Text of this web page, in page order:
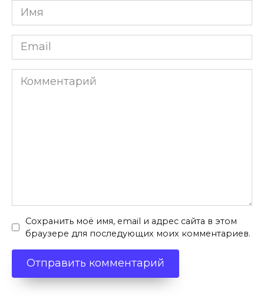
Имя
*
Email
*
Комментарий
Сохранить моё имя, email и адрес сайта в этом
браузере для последующих моих комментариев.